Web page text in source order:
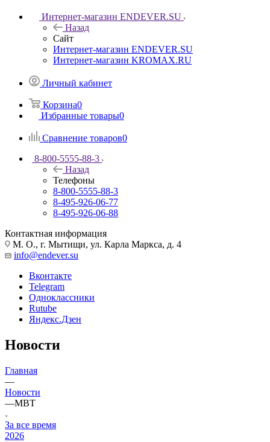
Интернет-магазин ENDEVER.SU
Назад
Сайт
Интернет-магазин ENDEVER.SU
Интернет-магазин KROMAX.RU
Личный кабинет
Корзина0
Избранные товары0
Сравнение товаров0
8-800-5555-88-3
Назад
Телефоны
8-800-5555-88-3
8-495-926-06-77
8-495-926-06-88
Контактная информация
М. О., г. Мытищи, ул. Карла Маркса, д. 4
info@endever.su
Вконтакте
Telegram
Одноклассники
Rutube
Яндекс.Дзен
Новости
Главная
—
Новости
—MBT
За все время
2026